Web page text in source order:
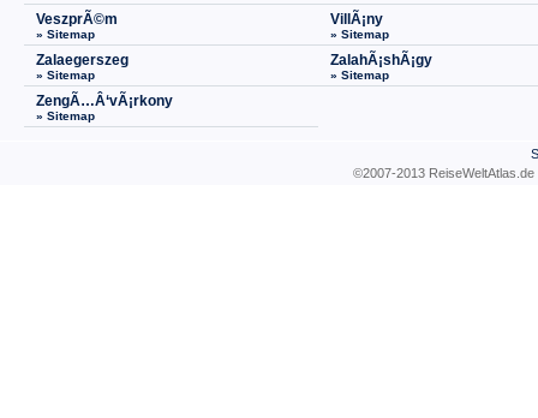
VeszprÃ©m
» Sitemap
VillÃ¡ny
» Sitemap
Zalaegerszeg
» Sitemap
ZalahÃ¡shÃ¡gy
» Sitemap
ZengÃ…Â‘vÃ¡rkony
» Sitemap
©2007-2013